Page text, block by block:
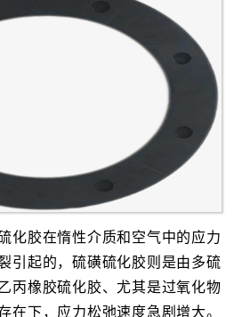
化胶在惰性介质和空气中的应力
引起的，硫磺硫化胶则是由多硫
丙橡胶硫化胶、尤其是过氧化物
在下，应力松弛速度急剧增大。